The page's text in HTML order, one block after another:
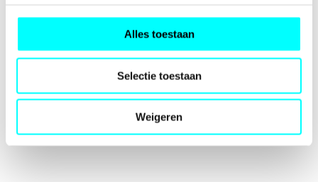
Alles toestaan
Selectie toestaan
Weigeren